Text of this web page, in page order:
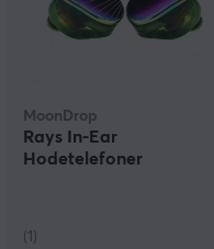
MoonDrop
Rays In-Ear
Hodetelefoner
(1)